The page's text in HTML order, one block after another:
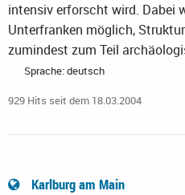
intensiv erforscht wird. Dabei
Unterfranken möglich,
zumindest zum Teil
Sprache: deutsch
929 Hits seit dem 18.03.2004
Karlburg am Main